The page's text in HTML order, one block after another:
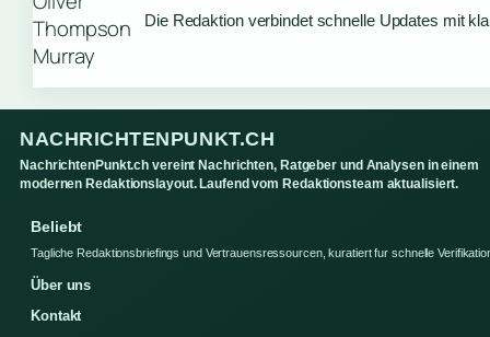
Die Redaktion verbindet schnelle Updates mit
NACHRICHTENPUNKT.CH
NachrichtenPunkt.ch vereint Nachrichten, Ratgeber und Analysen in einem
modernen Redaktionslayout. Laufend vom Redaktionsteam aktualisiert.
Beliebt
Tagliche Redaktionsbriefings und Vertrauensressourcen, kuratiert fur schnelle
Über uns
Kontakt